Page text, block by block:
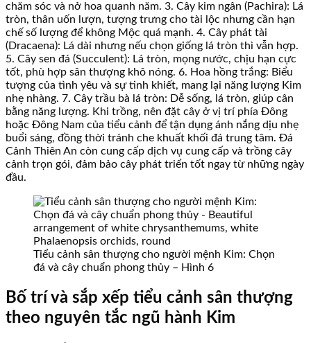
chăm sóc và nở hoa quanh năm. 3. Cây kim ngân (Pachira): Lá
tròn, thân uốn lượn, tượng trưng cho tài lộc nhưng cần hạn
chế số lượng để không Mộc quá mạnh. 4. Cây phát tài
(Dracaena): Lá dài nhưng nếu chọn giống lá tròn thì vẫn hợp.
5. Cây sen đá (Succulent): Lá tròn, mọng nước, chịu hạn cực
tốt, phù hợp sân thượng khô nóng. 6. Hoa hồng trắng: Biểu
tượng của tình yêu và sự tinh khiết, mang lại năng lượng Kim
nhẹ nhàng. 7. Cây trầu bà lá tròn: Dễ sống, lá tròn, giúp cân
bằng năng lượng. Khi trồng, nên đặt cây ở vị trí phía Đông
hoặc Đông Nam của tiểu cảnh để tận dụng ánh nắng dịu nhẹ
buổi sáng, đồng thời tránh che khuất khối đá trung tâm. Đá
Cảnh Thiên An còn cung cấp dịch vụ cung cấp và trồng cây
cảnh trọn gói, đảm bảo cây phát triển tốt ngay từ những ngày
đầu.
Tiểu cảnh sân thượng cho người mệnh Kim: Chọn
đá và cây chuẩn phong thủy – Hình 6
Bố trí và sắp xếp tiểu cảnh sân thượng
theo nguyên tắc ngũ hành Kim